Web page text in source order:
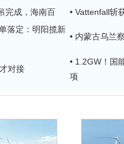
完成，海南百
• Vattenfall斩
落定：明阳揽新
• 内蒙古乌兰
对接
• 1.2GW！国
项